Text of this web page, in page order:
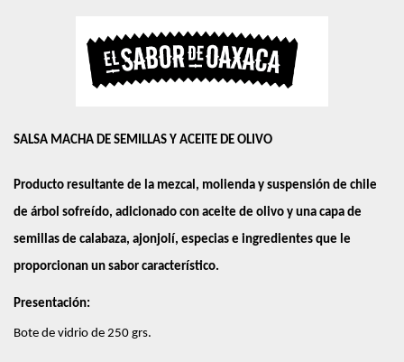
SALSA MACHA DE SEMILLAS Y ACEITE DE OLIVO
Producto resultante de la mezcal, molienda y suspensión de chile
de árbol sofreído, adicionado con aceite de olivo y una capa de
semillas de calabaza, ajonjolí, especias e ingredientes que le
proporcionan un sabor característico.
Presentación:
Bote de vidrio de 250 grs.